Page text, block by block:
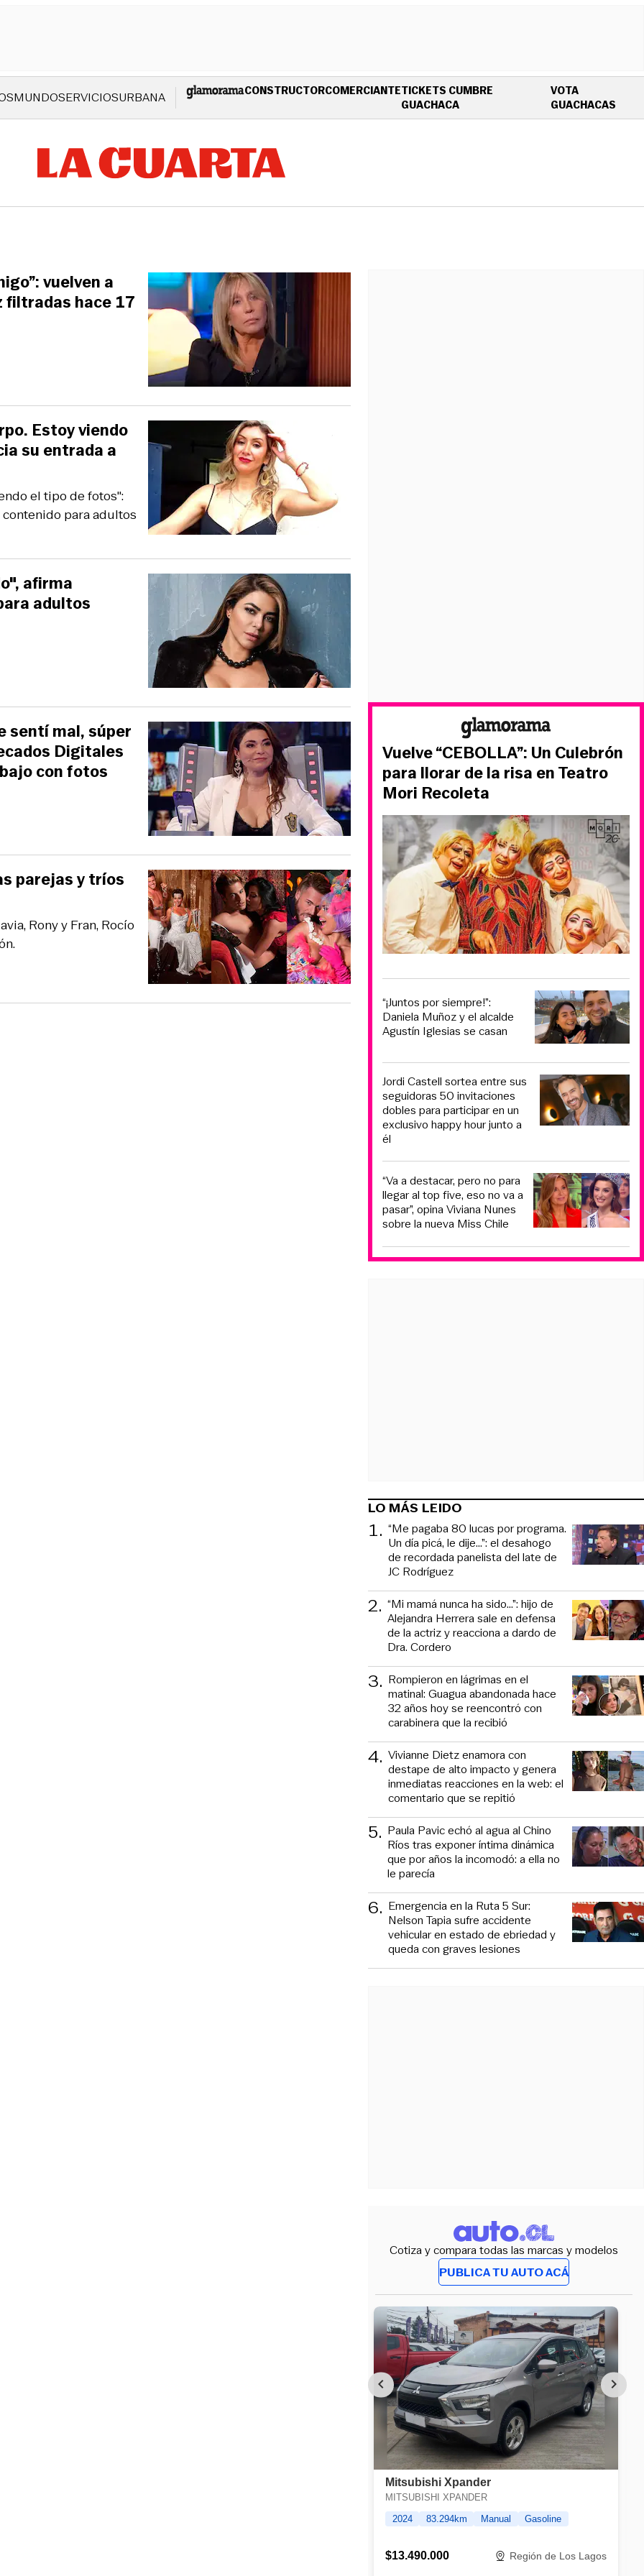
MUNDOSERVICIOSURBANA CONSTRUCTORCOMERCIANTETICKETS CUMBRE
GUACHACAOPENS IN NEW WINDOW
VOTA
GUACHACAS
vuelven a
filtradas hace 17
el tipo de fotos":
para adultos
Estoy viendo
su entrada a
afirma
adultos
sentí mal, súper
Digitales
con fotos
Rony y Fran, Rocío
parejas y tríos
Vuelve “CEBOLLA”: Un Culebrón
para llorar de la risa en Teatro
Mori Recoleta
“¡Juntos por siempre!”:
Daniela Muñoz y el alcalde
Agustín Iglesias se casan
Jordi Castell sortea entre sus
seguidoras 50 invitaciones
dobles para participar en un
exclusivo happy hour junto a
él
“Va a destacar, pero no para
llegar al top five, eso no va a
pasar”, opina Viviana Nunes
sobre la nueva Miss Chile
LO MÁS LEIDO
1. “Me pagaba 80 lucas por programa.
Un día picá, le dije...”: el desahogo
de recordada panelista del late de
JC Rodríguez
2. “Mi mamá nunca ha sido...”: hijo de
Alejandra Herrera sale en defensa
de la actriz y reacciona a dardo de
Dra. Cordero
3. Rompieron en lágrimas en el
matinal: Guagua abandonada hace
32 años hoy se reencontró con
carabinera que la recibió
4. Vivianne Dietz enamora con
destape de alto impacto y genera
inmediatas reacciones en la web: el
comentario que se repitió
5. Paula Pavic echó al agua al Chino
Ríos tras exponer íntima dinámica
que por años la incomodó: a ella no
le parecía
6. Emergencia en la Ruta 5 Sur:
Nelson Tapia sufre accidente
vehicular en estado de ebriedad y
queda con graves lesiones
Cotiza y compara todas las marcas y modelos
PUBLICA TU AUTO ACÁ